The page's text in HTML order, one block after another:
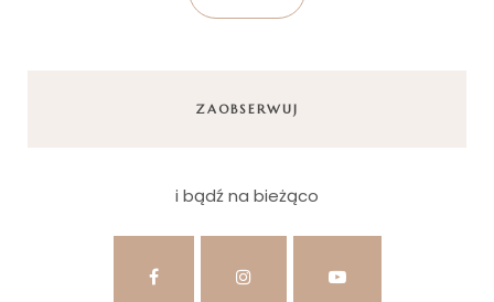
ZAOBSERWUJ
i bądź na bieżąco